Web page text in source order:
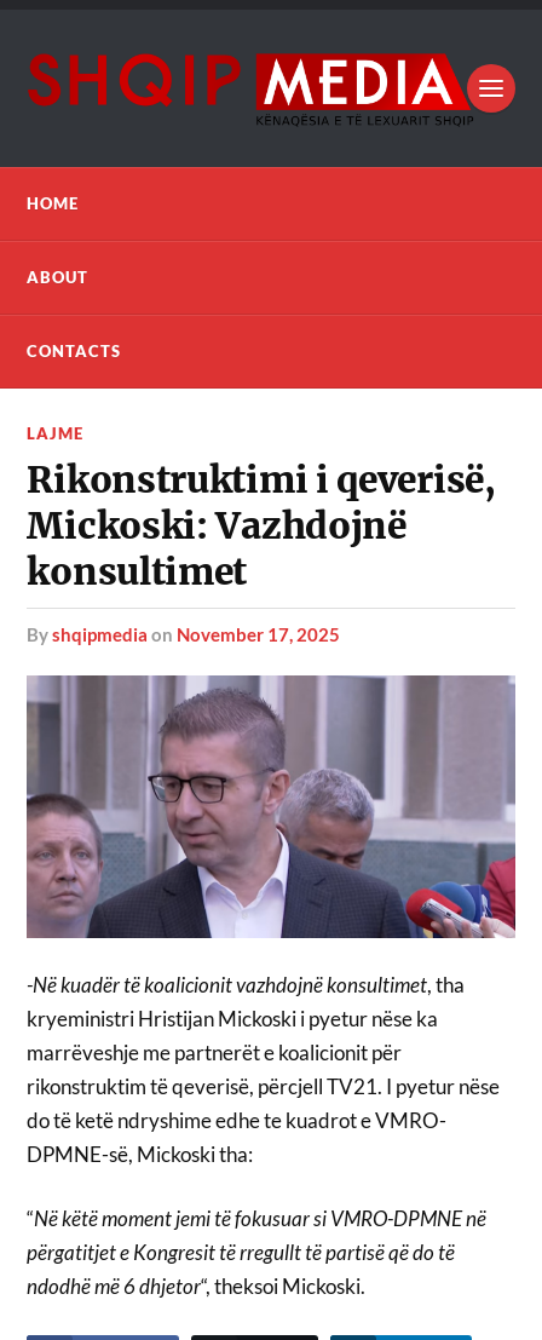
HOME
ABOUT
CONTACTS
LAJME
Rikonstruktimi i qeverisë,
Mickoski: Vazhdojnë
konsultimet
byshqipmedia on November 17, 2025
-Në kuadër të koalicionit vazhdojnë konsultimet, tha
kryeministri Hristijan Mickoski i pyetur nëse ka
marrëveshje me partnerët e koalicionit për
rikonstruktim të qeverisë, përcjell TV21. I pyetur nëse
do të ketë ndryshime edhe te kuadrot e VMRO-
DPMNE-së, Mickoski tha:
“Në këtë moment jemi të fokusuar si VMRO-DPMNE në
përgatitjet e Kongresit të rregullt të partisë që do të
ndodhë më 6 dhjetor“, theksoi Mickoski.